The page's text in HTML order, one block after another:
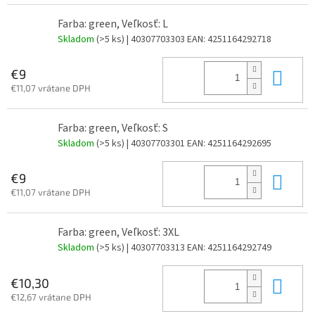
Farba: green, Veľkosť: L
Skladom (>5 ks) | 40307703303 EAN: 4251164292718
€9
€11,07 vrátane DPH
Farba: green, Veľkosť: S
Skladom (>5 ks) | 40307703301 EAN: 4251164292695
€9
€11,07 vrátane DPH
Farba: green, Veľkosť: 3XL
Skladom (>5 ks) | 40307703313 EAN: 4251164292749
€10,30
€12,67 vrátane DPH